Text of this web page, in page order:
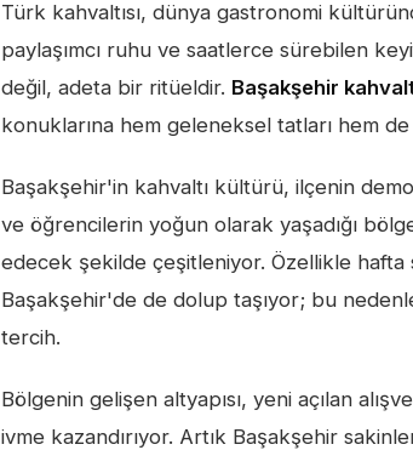
Türk kahvaltısı, dünya gastronomi
paylaşımcı ruhu ve saatlerce sürebilen
değil, adeta bir ritüeldir. Başakşehir
konuklarına hem geleneksel tatları hem
Başakşehir'in kahvaltı kültürü, ilçenin
ve öğrencilerin yoğun olarak yaşadığı
edecek şekilde çeşitleniyor. Özellikle hafta
Başakşehir'de de dolup taşıyor; bu
tercih.
Bölgenin gelişen altyapısı, yeni açılan
ivme kazandırıyor. Artık Başakşehir